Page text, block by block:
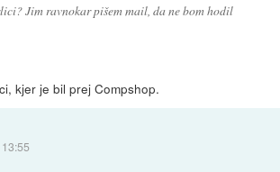
Jim ravnokar pišem mail, da ne bom hodil
kjer je bil prej Compshop.